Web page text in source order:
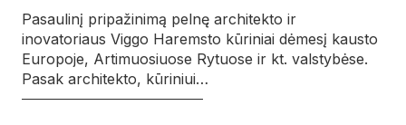
Pasaulinį pripažinimą pelnę architekto ir
inovatoriaus Viggo Haremsto kūriniai dėmesį kausto
Europoje, Artimuosiuose Rytuose ir kt. valstybėse.
Pasak architekto, kūriniui…